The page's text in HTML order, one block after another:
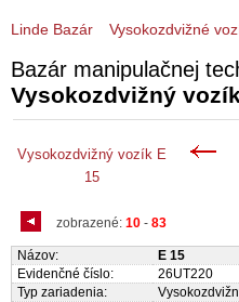
Bazár manipulačnej
Vysokozdvižný
Vysokozdvižný vozík E
15
zobrazené: 10- 83
Názov:
E 15
Evidenčné číslo:
26UT220
Typ zariadenia:
Linde Bazár Vysokozdvižné